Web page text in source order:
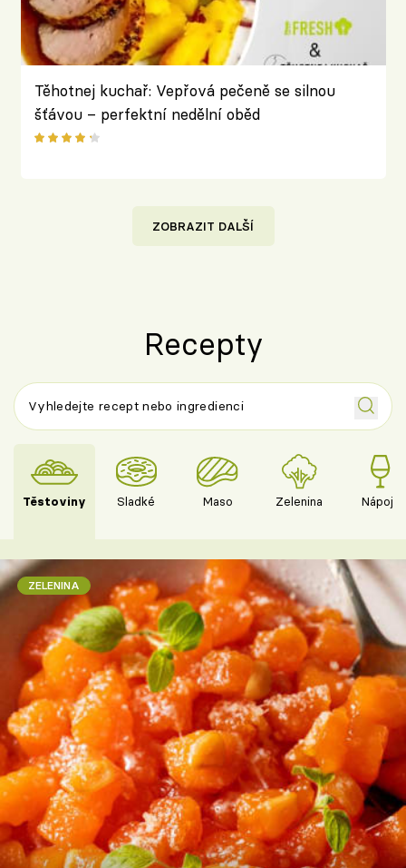
Těhotnej kuchař: Vepřová pečeně se silnou
šťávou – perfektní nedělní oběd
ZOBRAZIT DALŠÍ
Recepty
Těstoviny Sladké Maso Zelenina Nápoje
ZELENINA